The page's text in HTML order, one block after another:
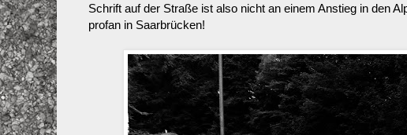
Schrift auf der Straße ist also nicht an einem Anstieg in den
profan in Saarbrücken!